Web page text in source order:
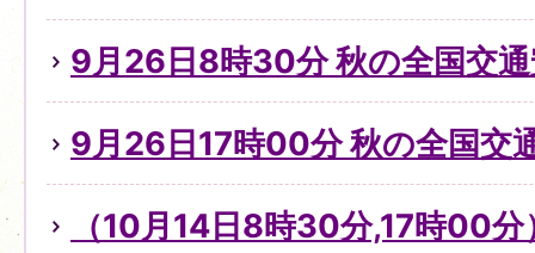
9月26日8時30分 秋の全国交
9月26日17時00分 秋の全国交
（10月14日8時30分,17時00